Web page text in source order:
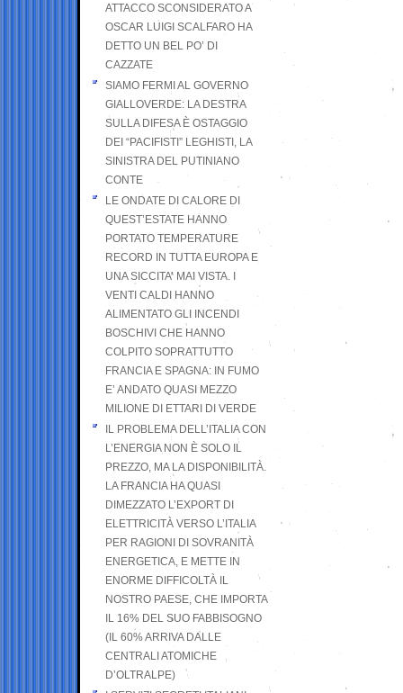
ATTACCO SCONSIDERATO A
OSCAR LUIGI SCALFARO HA
DETTO UN BEL PO’ DI
CAZZATE
SIAMO FERMI AL GOVERNO
GIALLOVERDE: LA DESTRA
SULLA DIFESA È OSTAGGIO
DEI “PACIFISTI” LEGHISTI, LA
SINISTRA DEL PUTINIANO
CONTE
LE ONDATE DI CALORE DI
QUEST’ESTATE HANNO
PORTATO TEMPERATURE
RECORD IN TUTTA EUROPA E
UNA SICCITA’ MAI VISTA. I
VENTI CALDI HANNO
ALIMENTATO GLI INCENDI
BOSCHIVI CHE HANNO
COLPITO SOPRATTUTTO
FRANCIA E SPAGNA: IN FUMO
E’ ANDATO QUASI MEZZO
MILIONE DI ETTARI DI VERDE
IL PROBLEMA DELL’ITALIA CON
L’ENERGIA NON È SOLO IL
PREZZO, MA LA DISPONIBILITÀ.
LA FRANCIA HA QUASI
DIMEZZATO L’EXPORT DI
ELETTRICITÀ VERSO L’ITALIA
PER RAGIONI DI SOVRANITÀ
ENERGETICA, E METTE IN
ENORME DIFFICOLTÀ IL
NOSTRO PAESE, CHE IMPORTA
IL 16% DEL SUO FABBISOGNO
(IL 60% ARRIVA DALLE
CENTRALI ATOMICHE
D’OLTRALPE)